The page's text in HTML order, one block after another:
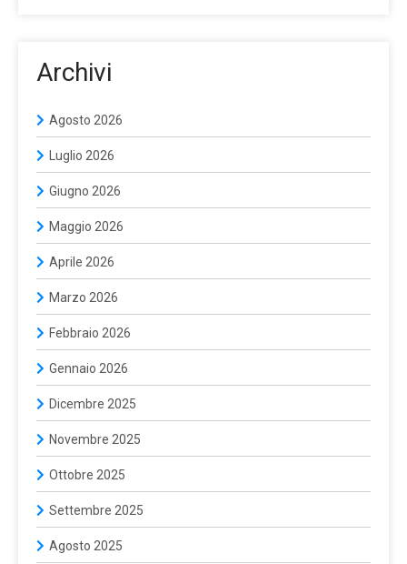
Archivi
Agosto 2026
Luglio 2026
Giugno 2026
Maggio 2026
Aprile 2026
Marzo 2026
Febbraio 2026
Gennaio 2026
Dicembre 2025
Novembre 2025
Ottobre 2025
Settembre 2025
Agosto 2025